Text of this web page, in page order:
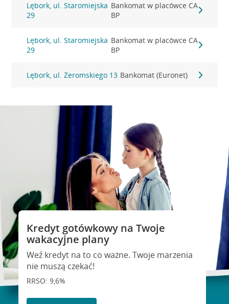
Lębork, ul. Staromiejska
29
Bankomat w placówce CA
BP
Lębork, ul. Staromiejska
29
Bankomat w placówce CA
BP
Lębork, ul. Żeromskiego 13 Bankomat (Euronet)
Kredyt gotówkowy na Twoje
wakacyjne plany
Weź kredyt na to co ważne. Twoje marzenia
nie muszą czekać!
RRSO: 9,6%